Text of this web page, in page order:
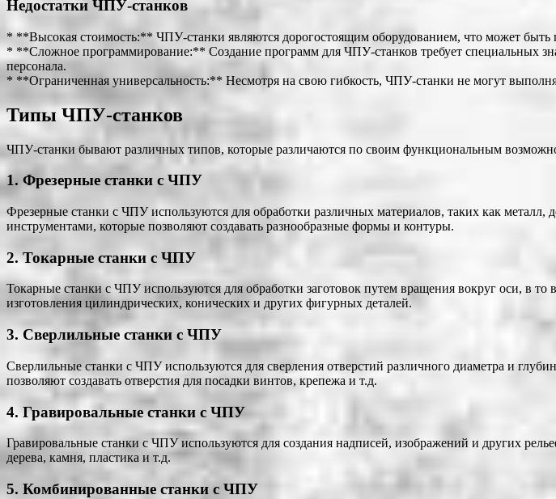
Недостатки ЧПУ-станков
* **Высокая стоимость:** ЧПУ-станки являются дорогостоящим оборудованием, что может быть
* **Сложное программирование:** Создание программ для ЧПУ-станков требует специальных
персонала.
* **Ограниченная универсальность:** Несмотря на свою гибкость, ЧПУ-станки не могут
Типы ЧПУ-станков
ЧПУ-станки бывают различных типов, которые различаются по своим функциональным
1. Фрезерные станки с ЧПУ
Фрезерные станки с ЧПУ используются для обработки различных материалов, таких как
инструментами, которые позволяют создавать разнообразные формы и контуры.
2. Токарные станки с ЧПУ
Токарные станки с ЧПУ используются для обработки заготовок путем вращения вокруг оси, в
изготовления цилиндрических, конических и других фигурных деталей.
3. Сверлильные станки с ЧПУ
Сверлильные станки с ЧПУ используются для сверления отверстий различного диаметра и
позволяют создавать отверстия для посадки винтов, крепежа и т.д.
4. Гравировальные станки с ЧПУ
Гравировальные станки с ЧПУ используются для создания надписей, изображений и других
дерева, камня, пластика и т.д.
5. Комбинированные станки с ЧПУ